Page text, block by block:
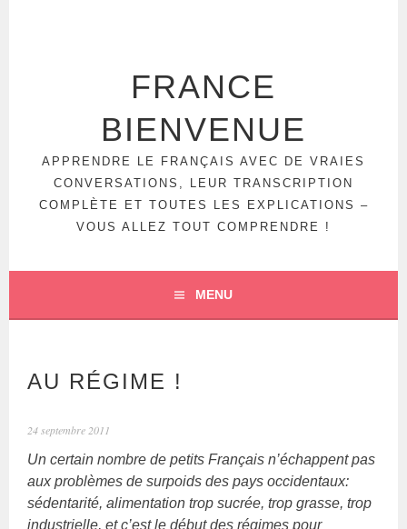
FRANCE
BIENVENUE
APPRENDRE LE FRANÇAIS AVEC DE VRAIES
CONVERSATIONS, LEUR TRANSCRIPTION
COMPLÈTE ET TOUTES LES EXPLICATIONS –
VOUS ALLEZ TOUT COMPRENDRE !
MENU
AU RÉGIME !
24 septembre 2011
Un certain nombre de petits Français n’échappent pas
aux problèmes de surpoids des pays occidentaux:
sédentarité, alimentation trop sucrée, trop grasse, trop
industrielle, et c’est le début des régimes pour